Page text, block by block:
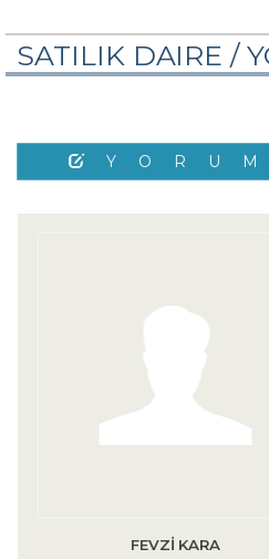
SATILIK DAIRE /
FEVZI KARA